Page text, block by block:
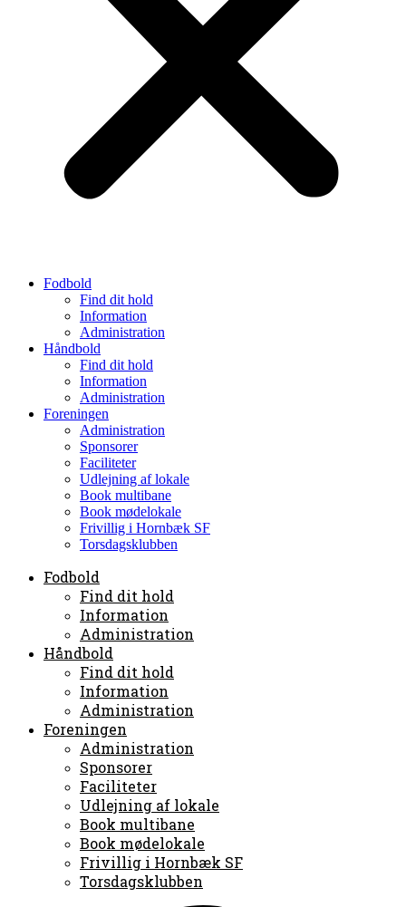
Fodbold
Find dit hold
Information
Administration
Håndbold
Find dit hold
Information
Administration
Foreningen
Administration
Sponsorer
Faciliteter
Udlejning af lokale
Book multibane
Book mødelokale
Frivillig i Hornbæk SF
Torsdagsklubben
Fodbold
Find dit hold
Information
Administration
Håndbold
Find dit hold
Information
Administration
Foreningen
Administration
Sponsorer
Faciliteter
Udlejning af lokale
Book multibane
Book mødelokale
Frivillig i Hornbæk SF
Torsdagsklubben